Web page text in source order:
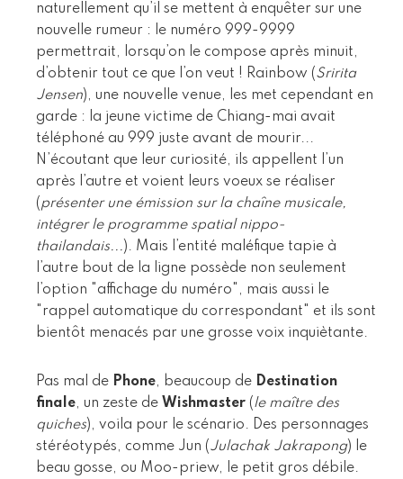
naturellement qu’il se mettent à enquêter sur une
nouvelle rumeur : le numéro 999-9999
permettrait, lorsqu’on le compose après minuit,
d’obtenir tout ce que l’on veut ! Rainbow (Sririta
Jensen), une nouvelle venue, les met cependant en
garde : la jeune victime de Chiang-mai avait
téléphoné au 999 juste avant de mourir...
N’écoutant que leur curiosité, ils appellent l’un
après l’autre et voient leurs voeux se réaliser
(présenter une émission sur la chaîne musicale,
intégrer le programme spatial nippo-
thailandais...). Mais l’entité maléfique tapie à
l’autre bout de la ligne possède non seulement
l’option "affichage du numéro", mais aussi le
"rappel automatique du correspondant" et ils sont
bientôt menacés par une grosse voix inquiètante.
Pas mal de Phone, beaucoup de Destination
finale, un zeste de Wishmaster (le maître des
quiches), voila pour le scénario. Des personnages
stéréotypés, comme Jun (Julachak Jakrapong) le
beau gosse, ou Moo-priew, le petit gros débile.